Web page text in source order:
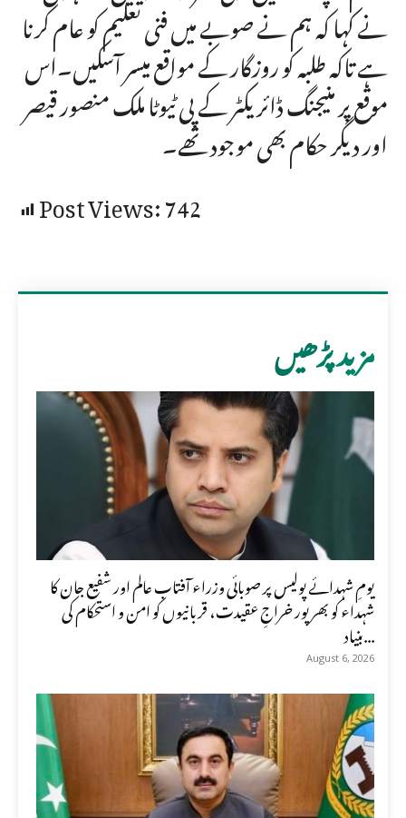
نے کہا کہ ہم نے صوبے میں فنی تعلیم کو عام کرنا
ہے تاکہ طلبہ کو روزگار کے مواقع میسر آسکیں۔اس
موقع پر منیجنگ ڈائریکٹر کے پی ٹیوٹا ملک منصور قیصر
اور دیگر حکام بھی موجود تھے۔
Post Views:742
مزید پڑھیں
یومِ شہدائے پولیس پر صوبائی وزراء آفتاب عالم اور شفیع جان کا
شہداء کو بھرپور خراجِ عقیدت، قربانیوں کو امن و استحکام کی
بنیاد...
August 6, 2026